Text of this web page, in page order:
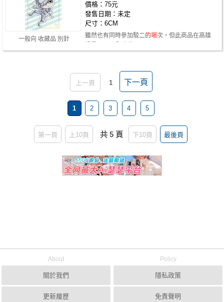
一般向 收藏品 別針
價格：75元
發售日期：未定
尺寸：6CM
雖然也有同時參加駁二的場次，但此商品在高雄
上一頁 1 下一頁
1 2 3 4 5
第一頁 上10頁 共 5 頁 下10頁 最後頁
About
關於我們
更新履歷
Policy
隱私政策
免責聲明